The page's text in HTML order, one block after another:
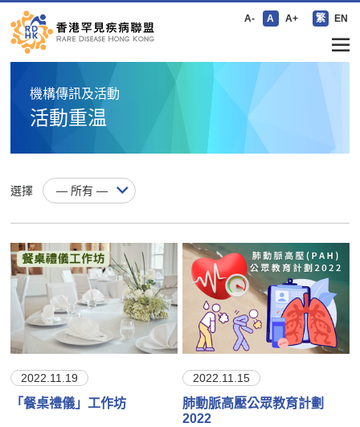
A- A A+ 繁 EN
機構傳訊及活動
活動重温
選擇
2022.11.19
「餐桌禮儀」工作坊
2022.11.15
肺動脈高壓公眾教育計劃
2022